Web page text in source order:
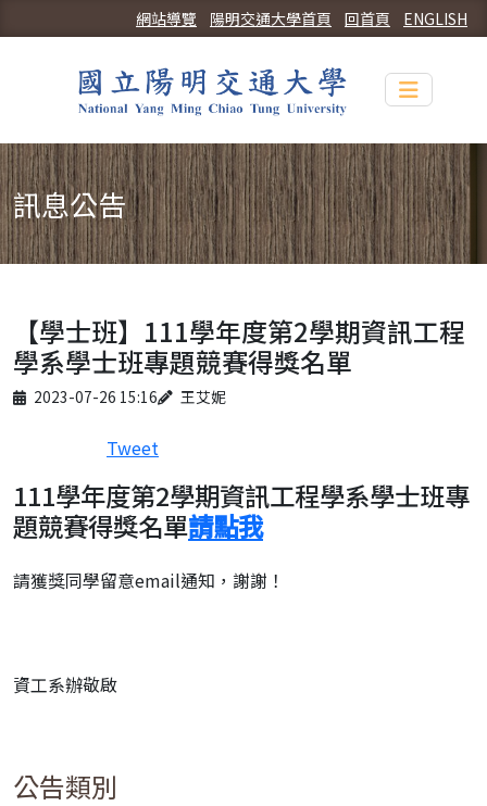
ENGLISH
回首頁
陽明交通大學首頁
網站導覽
Toggle
訊息公告
【學士班】111學年度第2學期資訊工程
學系學士班專題競賽得獎名單
Published on
2023-07-26 15:16
Author 王艾妮
Tweet
111學年度第2學期資訊工程學系學士班專
題競賽得獎名單請點我
請獲獎同學留意email通知，謝謝！
資工系辦敬啟
公告類別